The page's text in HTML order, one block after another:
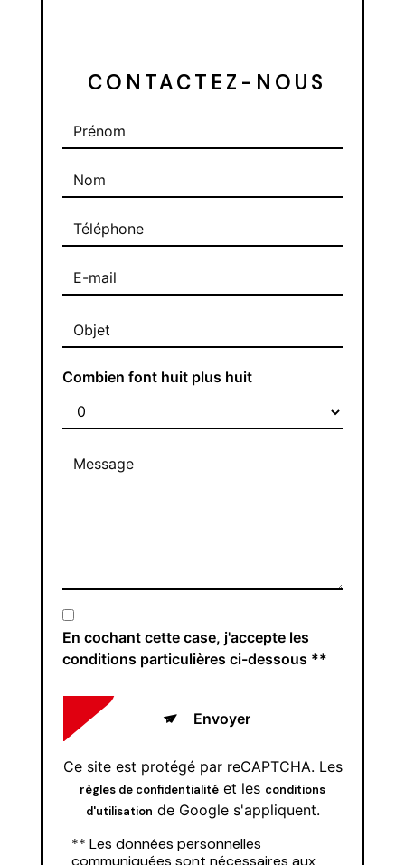
CONTACTEZ-NOUS
Combien font huit plus huit
En cochant cette case, j'accepte les
conditions particulières ci-dessous **
Envoyer
Ce site est protégé par reCAPTCHA. Les
règles de confidentialité et les conditions
d'utilisation de Google s'appliquent.
** Les données personnelles